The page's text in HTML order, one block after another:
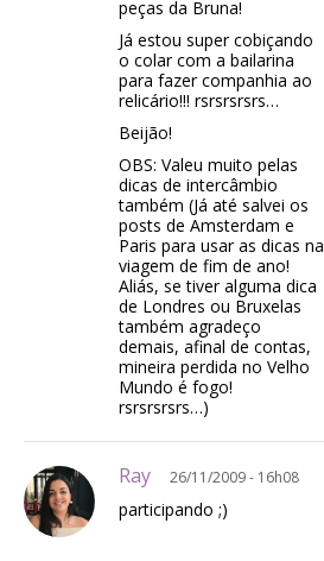
peças da Bruna!
Já estou super cobiçando
o colar com a bailarina
para fazer companhia ao
relicário!!! rsrsrsrsrs…
Beijão!
OBS: Valeu muito pelas
dicas de intercâmbio
também (Já até salvei os
posts de Amsterdam e
Paris para usar as dicas na
viagem de fim de ano!
Aliás, se tiver alguma dica
de Londres ou Bruxelas
também agradeço
demais, afinal de contas,
mineira perdida no Velho
Mundo é fogo!
rsrsrsrsrs…)
Ray 26/11/2009 - 16h08
participando ;)